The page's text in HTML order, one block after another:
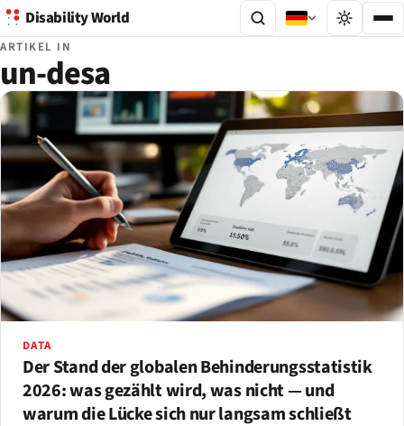
Disability World
ARTIKEL IN
un-desa
DATA
Der Stand der globalen Behinderungsstatistik
2026: was gezählt wird, was nicht — und
warum die Lücke sich nur langsam schließt